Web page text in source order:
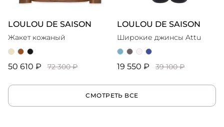
LOULOU DE SAISON
Жакет кожаный
50 610 ₽ 72 300 ₽
LOULOU DE SAISON
Широкие джинсы Attu
19 550 ₽ 39 100 ₽
СМОТРЕТЬ ВСЕ